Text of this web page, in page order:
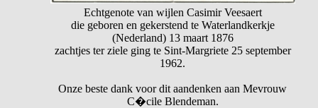
Echtgenote van wijlen Casimir Veesaert
die geboren en gekerstend te Waterlandkerkje
(Nederland) 13 maart 1876
zachtjes ter ziele ging te Sint-Margriete 25 september
1962.
Onze beste dank voor dit aandenken aan Mevrouw
C�cile Blendeman.